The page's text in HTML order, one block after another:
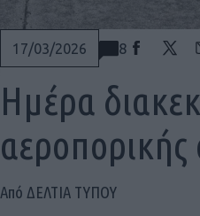
17/03/2026 8
Ημέρα
Από ΔΕΛΤΙΑ ΤΥΠΟΥ